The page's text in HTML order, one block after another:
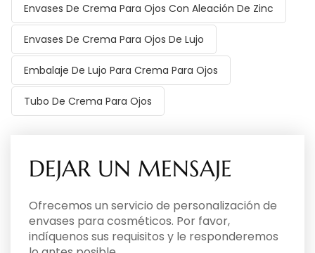
Envases De Crema Para Ojos Con Aleación De Zinc
Envases De Crema Para Ojos De Lujo
Embalaje De Lujo Para Crema Para Ojos
Tubo De Crema Para Ojos
DEJAR UN MENSAJE
Ofrecemos un servicio de personalización de
envases para cosméticos. Por favor,
indíquenos sus requisitos y le responderemos